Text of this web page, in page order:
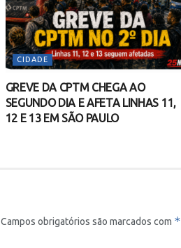
CIDADE
GREVE DA CPTM CHEGA AO
SEGUNDO DIA E AFETA LINHAS 11,
12 E 13 EM SÃO PAULO
Campos obrigatórios são marcados com *